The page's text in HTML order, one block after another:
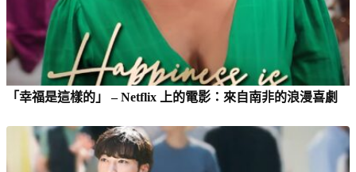
「幸福是這樣的」 – Netflix 上的電影：來自南非的浪漫喜劇